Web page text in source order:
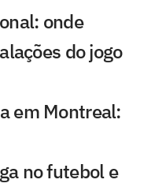
onde
do jogo
em Montreal:
no futebol e